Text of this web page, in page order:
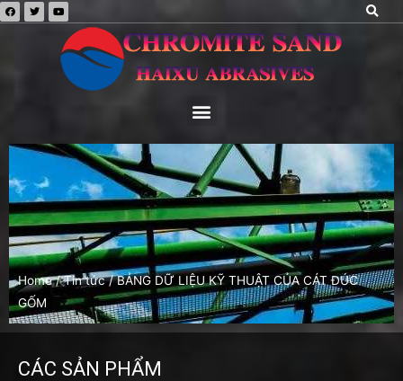
Home/Tin tức/ BẢNG DỮ LIỆU KỸ THUẬT CỦA CÁT ĐÚC
GỐM
CÁC SẢN PHẨM